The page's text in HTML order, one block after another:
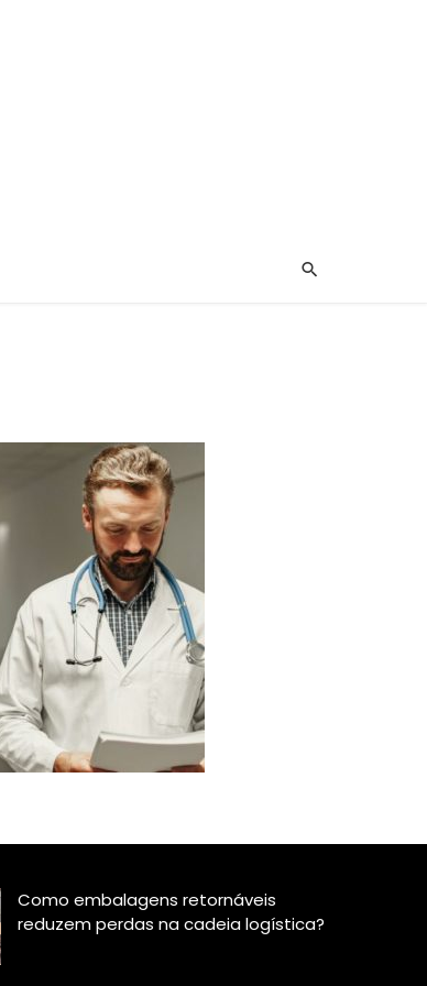
Como embalagens retornáveis
reduzem perdas na cadeia logística?